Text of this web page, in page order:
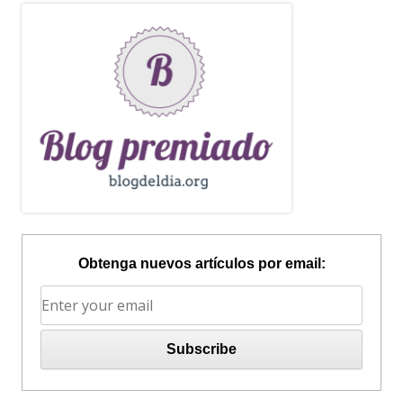
Obtenga nuevos artículos por email: